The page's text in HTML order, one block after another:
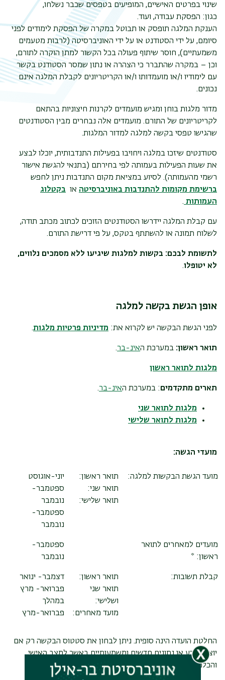
שינוי בפרטים האישיים, המופיעים בטפסים שכבר נשלחו,
כגון: הפסקת עבודה, ועוד.
הענקת המלגה תופסק או תבוטל במקרה של הפסקת לימודים לפני
סיומם, על ידי הסטודנט או על ידי האוניברסיטה (לרבות מטעמים
משמעתיים), חוסר שיתוף פעולה בכל הקשור למתן הוקרה לתורם,
וכן – במקרה שהתברר כי הצהרה או נתון שמסר הסטודנט בקשר
עם לימודיו ו/או מועמדותו ו/או הקריטריונים לקבלת המלגה אינם
נכונים.
מדור מלגות בוחן ומגיש מועמדים לקרנות חיצוניות בהתאם
לקריטריונים של התורם. מועמדים אלה נבחרים מבין הסטודנטים
שהגישו טפסי בקשה למלגה למדור המלגות.
סטודנטים שיזכו במלגה ויחויבו בפעילות התנדבותית, יוכלו לבצע
את שעות הפעילות בעמותה לפי בחירתם (בתנאי להגשת אישור
רשמי מהעמותה). לסיוע במציאת מקום התנדבות ניתן לחפש
ברשימת מקומות להתנדבות באוניברסיטה או בקטלוג
העמותות .
עם קבלת המלגה יידרשו הסטודנטים הזוכים לכתוב מכתב תודה,
לשלוח תמונה או להשתתף בטקס, על פי דרישת התורם.
לתשומת לבכם: בקשות למלגות שיגיעו ללא מסמכים נלווים,
לא יטופלו.
אופן הגשת בקשה למלגה
לפני הגשת הבקשה יש לקרוא את: מדיניות פרטיות מלגות.
תואר ראשון: במערכת האינ-בר.
מלגות לתואר ראשון
תארים מתקדמים: במערכת האינ-בר.
מלגות לתואר שני
מלגות לתואר שלישי
מועדי הגשה:
מועד הגשת הבקשות למלגה:
תואר ראשון:
תואר שני:
תואר שלישי:
יוני-אוגוסט
ספטמבר-
נובמבר
ספטמבר-
נובמבר
מועדים למאחרים לתואר
ראשון: *
ספטמבר-
נובמבר
קבלת תשובות:
תואר ראשון:
תואר שני
ושלישי:
מועד מאחרים:
דצמבר- ינואר
פברואר- מרץ
במהלך
פברואר-מרץ
החלטת הועדה הינה סופית. ניתן לבחון את סטטוס הבקשה רק אם
יוצגו מידע או נתונים חדשים ומשמעותיים באשר למצב האישי
והכלכלי, תוך שבועיים מיום קבלת מכתב התשובה.